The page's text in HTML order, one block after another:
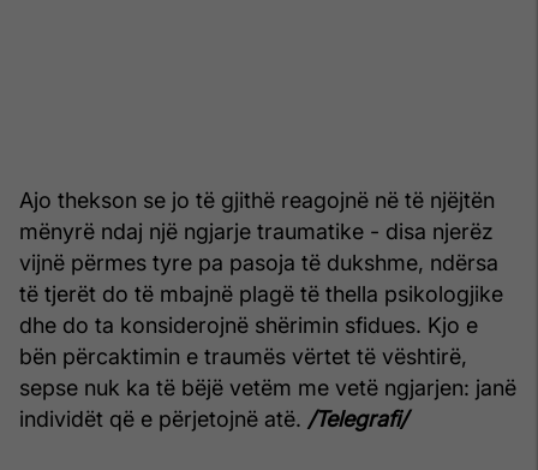
Ajo thekson se jo të gjithë reagojnë në të njëjtën
mënyrë ndaj një ngjarje traumatike - disa njerëz
vijnë përmes tyre pa pasoja të dukshme, ndërsa
të tjerët do të mbajnë plagë të thella psikologjike
dhe do ta konsiderojnë shërimin sfidues. Kjo e
bën përcaktimin e traumës vërtet të vështirë,
sepse nuk ka të bëjë vetëm me vetë ngjarjen: janë
individët që e përjetojnë atë. /Telegrafi/